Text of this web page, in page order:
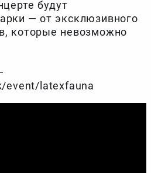
будут
— от эксклюзивного
которые невозможно
event/latexfauna